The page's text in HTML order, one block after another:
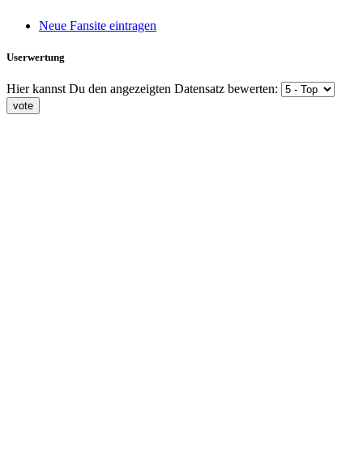
Neue Fansite eintragen
Userwertung
Hier kannst Du den angezeigten Datensatz bewerten: